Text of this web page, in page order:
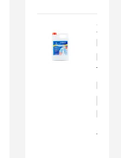
Xà
Rửa
Tay
|
RC500